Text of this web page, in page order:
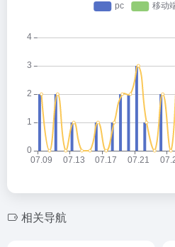
相关导航